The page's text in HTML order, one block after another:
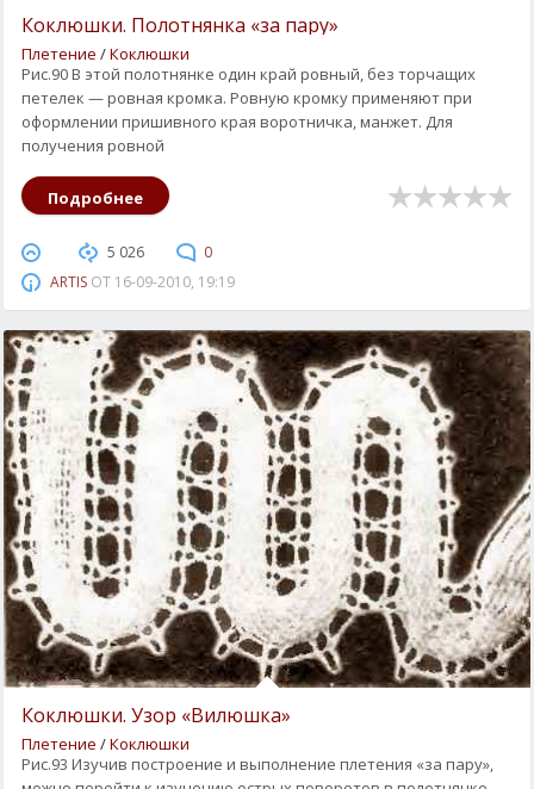
Коклюшки. Полотнянка «за пару»
Плетение /Коклюшки
Рис.90 В этой полотнянке один край ровный, без торчащих
петелек — ровная кромка. Ровную кромку применяют при
оформлении пришивного края воротничка, манжет. Для
получения ровной
Подробнее
5 026
0
ARTISОТ 16-09-2010, 19:19
Коклюшки. Узор «Вилюшка»
Плетение /Коклюшки
Рис.93 Изучив построение и выполнение плетения «за пару»,